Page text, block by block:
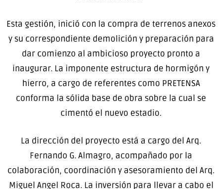
Esta gestión, inició con la compra de terrenos anexos
y su correspondiente demolición y preparación para
dar comienzo al ambicioso proyecto pronto a
inaugurar. La imponente estructura de hormigón y
hierro, a cargo de referentes como PRETENSA
conforma la sólida base de obra sobre la cual se
cimentó el nuevo estadio.
La dirección del proyecto está a cargo del Arq.
Fernando G. Almagro, acompañado por la
colaboración, coordinación y asesoramiento del Arq.
Miguel Angel Roca. La inversión para llevar a cabo el